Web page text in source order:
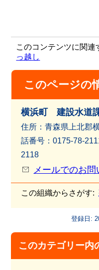
このコンテンツに関連
っ越し
このページの
横浜町 建設水道
住所：青森県上北
話番号：0175-78-
2118
メールでのお問
この組織からさがす:
登録日:
このカテゴリー内